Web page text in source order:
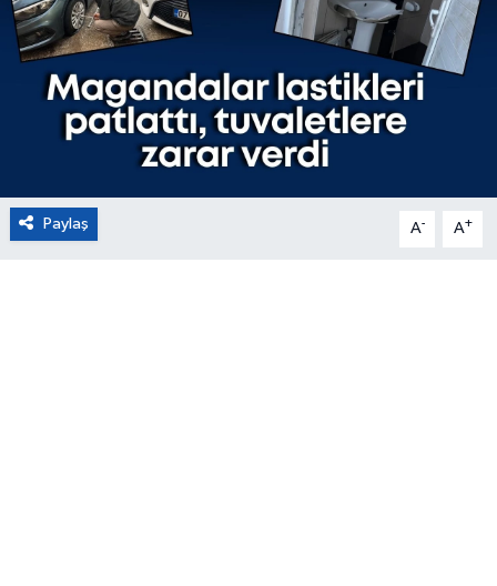
Paylaş A- A+
Sağlık
Magazin
Çevre